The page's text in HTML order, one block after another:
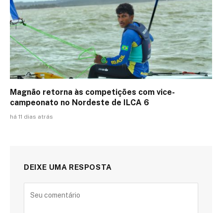
Magnão retorna às competições com vice-
campeonato no Nordeste de ILCA 6
há 11 dias atrás
DEIXE UMA RESPOSTA